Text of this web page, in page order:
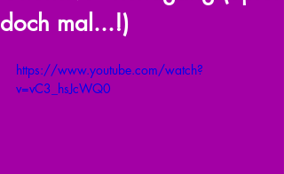
doch mal...!)
https://www.youtube.com/watch?
v=vC3_hsJcWQ0